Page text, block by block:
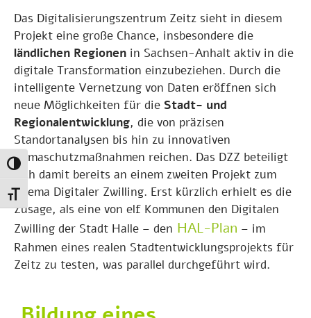
Umschalten auf hohe Kontraste
Schrift vergrößern
Das Digitalisierungszentrum Zeitz sieht in diesem
Projekt eine große Chance, insbesondere die
ländlichen Regionen in Sachsen-Anhalt aktiv in die
digitale Transformation einzubeziehen. Durch die
intelligente Vernetzung von Daten eröffnen sich
neue Möglichkeiten für die Stadt- und
Regionalentwicklung, die von präzisen
Standortanalysen bis hin zu innovativen
Klimaschutzmaßnahmen reichen. Das DZZ beteiligt
sich damit bereits an einem zweiten Projekt zum
Thema Digitaler Zwilling. Erst kürzlich erhielt es die
Zusage, als eine von elf Kommunen den Digitalen
Zwilling der Stadt Halle – den HAL-Plan – im
Rahmen eines realen Stadtentwicklungsprojekts für
Zeitz zu testen, was parallel durchgeführt wird.